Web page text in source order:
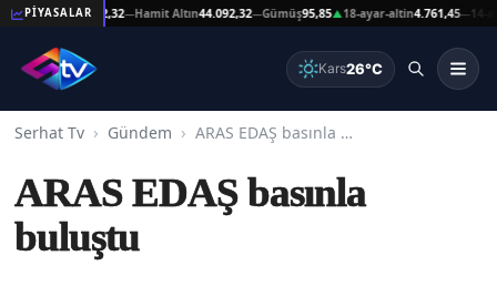
PİYASALAR
Altın44.092,32— Hamit Altın44.092,32—Gümüş95,85▲18-ayar-altin4.761,45—14-ayar-
Kars26°C
Serhat Tv Gündem ARAS EDAŞ basınla buluştu
ARAS EDAŞ basınla
buluştu